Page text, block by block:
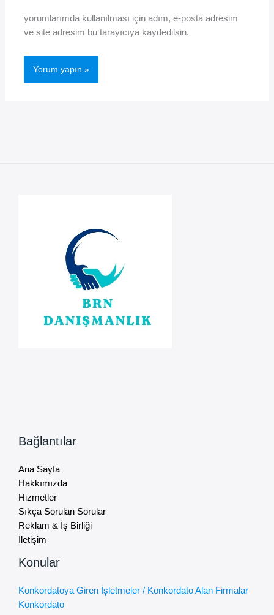
yorumlarımda kullanılması için adım, e-posta adresim
ve site adresim bu tarayıcıya kaydedilsin.
Bağlantılar
Ana Sayfa
Hakkımızda
Hizmetler
Sıkça Sorulan Sorular
Reklam & İş Birliği
İletişim
Konular
Konkordatoya Giren İşletmeler / Konkordato Alan Firmalar
Konkordato